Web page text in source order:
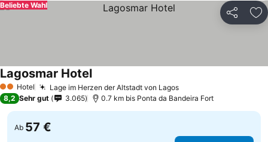
Teilen
Beliebte Wahl
2 Sterne
Hotel Lage im Herzen der Altstadt von Lagos
Lagosmar Hotel
8,2 Sehr gut 3.065 0.7 km bis Ponta da Bandeira Fort
Ab 57 €